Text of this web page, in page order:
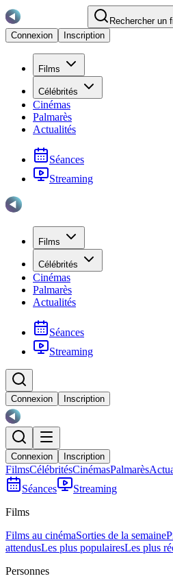
Rechercher un
Connexion
Inscription
Films
Célébrités
Cinémas
Palmarès
Actualités
Séances
Streaming
Films
Célébrités
Cinémas
Palmarès
Actualités
Séances
Streaming
Connexion Inscription
Connexion Inscription
FilmsCélébritésCinémasPalmarès
Séances
Streaming
Films
Films au cinémaSorties de la semaine
attendusLes plus populairesLes plus
Personnes